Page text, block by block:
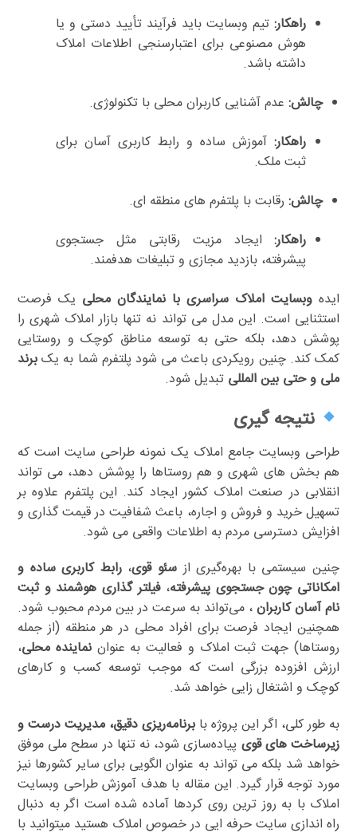
راهکار:تیم وبسایت باید فرآیند تأیید دستی و یا
هوش مصنوعی برای اعتبارسنجی اطلاعات املاک
داشته باشد.
چالش:عدم آشنایی کاربران محلی با تکنولوژی.
راهکار:آموزش ساده و رابط کاربری آسان برای
ثبت ملک.
چالش:رقابت با پلتفرم های منطقه ای.
راهکار:ایجاد مزیت رقابتی مثل جستجوی
پیشرفته، بازدید مجازی و تبلیغات هدفمند.
ایده وبسایت املاک سراسری با نمایندگان محلی یک فرصت
استثنایی است. این مدل می تواند نه تنها بازار املاک شهری را
پوشش دهد، بلکه حتی به توسعه مناطق کوچک و روستایی
کمک کند. چنین رویکردی باعث می شود پلتفرم شما به یکبرند
ملی و حتی بین المللی تبدیل شود.
نتیجه گیری
طراحی وبسایت جامع املاک یک نمونه طراحی سایت است که
هم بخش های شهری و هم روستاها را پوشش دهد، می تواند
انقلابی در صنعت املاک کشور ایجاد کند. این پلتفرم علاوه بر
تسهیل خرید و فروش و اجاره، باعث شفافیت در قیمت گذاری و
افزایش دسترسی مردم به اطلاعات واقعی می شود.
چنین سیستمی با بهره‌گیری از سئو قوی،رابط کاربری ساده و
امکاناتی چون جستجوی پیشرفته،فیلتر گذاری هوشمند و ثبت
نام آسان کاربران، می‌تواند به سرعت در بین مردم محبوب شود.
همچنین ایجاد فرصت برای افراد محلی در هر منطقه (از جمله
روستاها) جهت ثبت املاک و فعالیت به عنواننماینده محلی،
ارزش افزوده بزرگی است که موجب توسعه کسب و کارهای
کوچک و اشتغال زایی خواهد شد.
به طور کلی، اگر این پروژه با برنامه‌ریزی دقیق، مدیریت درست و
زیرساخت های قوی پیاده‌سازی شود، نه تنها در سطح ملی موفق
خواهد شد بلکه می تواند به عنوان الگویی برای سایر کشورها نیز
مورد توجه قرار گیرد. این مقاله با هدف آموزش طراحی وبسایت
املاک با به روز ترین روی کردها آماده شده است اگر به دنبال
راه اندازی سایت حرفه ایی در خصوص املاک هستید میتوانید با